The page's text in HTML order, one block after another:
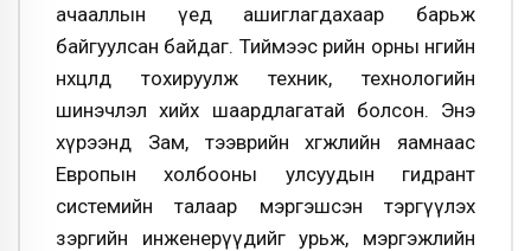
ачааллын үед ашиглагдахаар барьж
байгуулсан байдаг. Тиймээс өөрийн орны өнөөгийн
нөхцөлд тохируулж техник, технологийн
шинэчлэл хийх шаардлагатай болсон. Энэ
хүрээнд Зам, тээврийн хөгжлийн яамнаас
Европын холбооны улсуудын гидрант
системийн талаар мэргэшсэн тэргүүлэх
зэргийн инженерүүдийг урьж, мэргэжлийн